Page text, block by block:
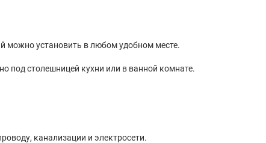
можно установить в любом удобном месте.
под столешницей кухни или в ванной комнате.
канализации и электросети.